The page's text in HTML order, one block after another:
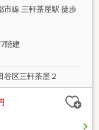
宅配ボックス■
ム■ 安心な生活を
お問い合わせお待
市線 三軒茶屋駅 徒歩
階建
谷区三軒茶屋２